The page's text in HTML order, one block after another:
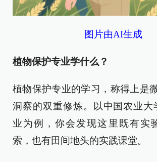
图片由AI生成
植物保护专业学什么？
植物保护专业的学习，称得上是
洞察的双重修炼。以中国农业大
业为例，你会发现这里既有实
索，也有田间地头的实践课堂。